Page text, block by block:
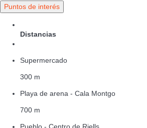
Puntos de interés
Distancias
Supermercado
300 m
Playa de arena - Cala Montgo
700 m